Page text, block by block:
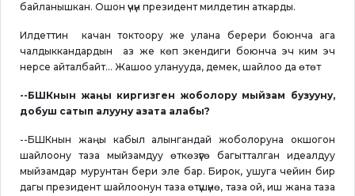
байланышкан. Ошон үчүн президент милдетин аткарды.
Илдеттин качан токтоору же улана берери боюнча ага
чалдыккандардын аз же көп экендиги боюнча эч ким эч
нерсе айталбайт... Жашоо уланууда, демек, шайлоо да өтөт
--БШКнын жаңы киргизген жоболору мыйзам бузууну,
добуш сатып алууну азата алабы?
--БШКнын жаңы кабыл алынгандай жоболоруна окшогон
шайлоону таза мыйзамдуу өткөзүүгө багытталган идеалдуу
мыйзамдар мурунтан бери эле бар. Бирок, ушуга чейин бир
дагы президент шайлоонун таза өтүшүнө, таза ой, иш жана таза